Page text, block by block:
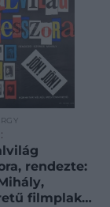
rendezte:
filmplakát,